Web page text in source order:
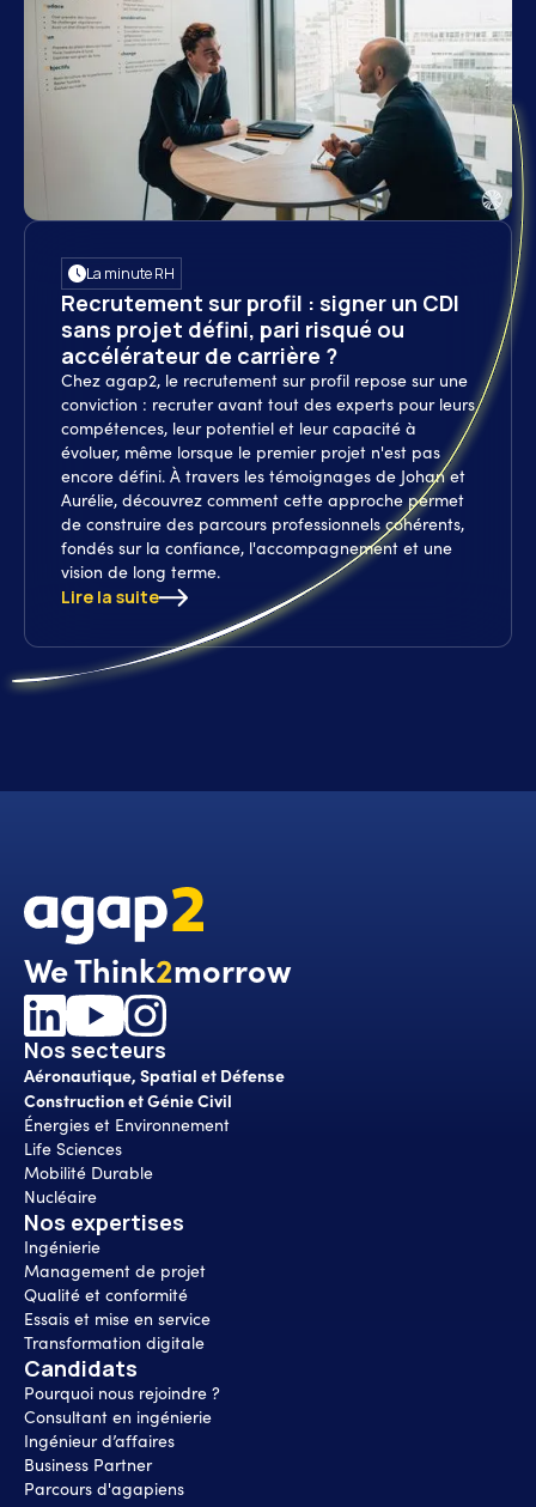
La minute RH
Recrutement sur profil : signer un CDI
sans projet défini, pari risqué ou
accélérateur de carrière ?
Chez agap2, le recrutement sur profil repose sur une
conviction : recruter avant tout des experts pour leurs
compétences, leur potentiel et leur capacité à
évoluer, même lorsque le premier projet n'est pas
encore défini. À travers les témoignages de Johan et
Aurélie, découvrez comment cette approche permet
de construire des parcours professionnels cohérents,
fondés sur la confiance, l'accompagnement et une
vision de long terme.
Lire la suite
We Think2morrow
Nos secteurs
Aéronautique, Spatial et Défense
Construction et Génie Civil
Énergies et Environnement
Life Sciences
Mobilité Durable
Nucléaire
Nos expertises
Ingénierie
Management de projet
Qualité et conformité
Essais et mise en service
Transformation digitale
Candidats
Pourquoi nous rejoindre ?
Consultant en ingénierie
Ingénieur d’affaires
Business Partner
Parcours d'agapiens